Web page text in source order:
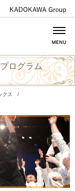
ログラム
クス
/